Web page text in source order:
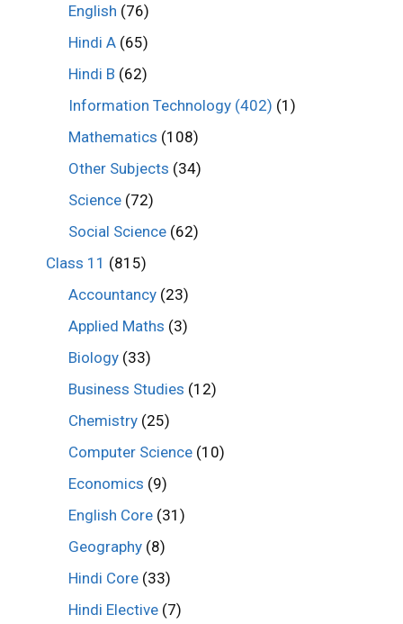
English (76)
Hindi A (65)
Hindi B (62)
Information Technology (402) (1)
Mathematics (108)
Other Subjects (34)
Science (72)
Social Science (62)
Class 11 (815)
Accountancy (23)
Applied Maths (3)
Biology (33)
Business Studies (12)
Chemistry (25)
Computer Science (10)
Economics (9)
English Core (31)
Geography (8)
Hindi Core (33)
Hindi Elective (7)